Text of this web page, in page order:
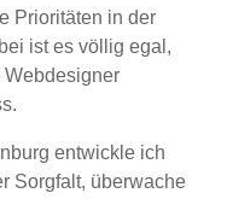
Prioritäten in der
ist es völlig egal,
Webdesigner
entwickle ich
Sorgfalt, überwache